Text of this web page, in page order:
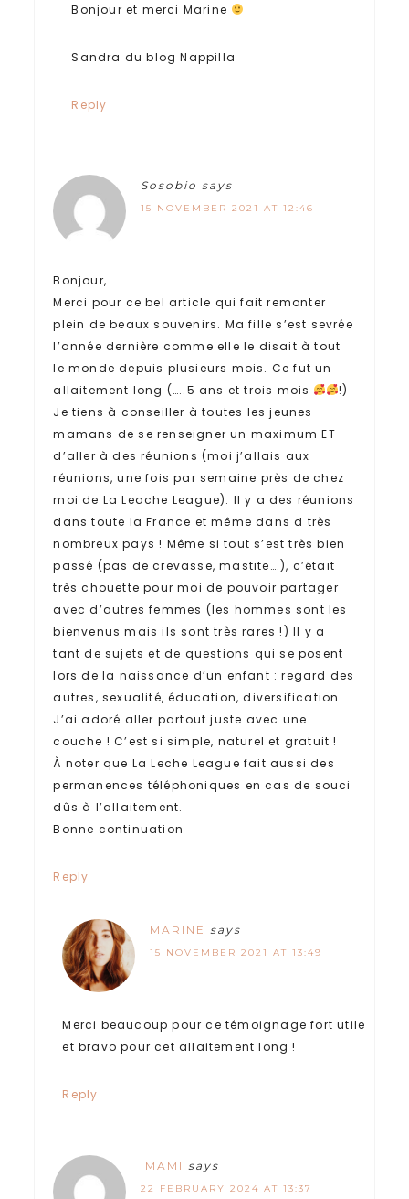
Bonjour et merci Marine
Sandra du blog Nappilla
Reply
Sosobio says
15 NOVEMBER 2021 AT 12:46
Bonjour,
Merci pour ce bel article qui fait remonter
plein de beaux souvenirs. Ma fille s’est sevrée
l’année dernière comme elle le disait à tout
le monde depuis plusieurs mois. Ce fut un
allaitement long (…..5 ans et trois mois
!)
Je tiens à conseiller à toutes les jeunes
mamans de se renseigner un maximum ET
d’aller à des réunions (moi j’allais aux
réunions, une fois par semaine près de chez
moi de La Leache League). Il y a des réunions
dans toute la France et même dans d très
nombreux pays ! Même si tout s’est très bien
passé (pas de crevasse, mastite….), c’était
très chouette pour moi de pouvoir partager
avec d’autres femmes (les hommes sont les
bienvenus mais ils sont très rares !) Il y a
tant de sujets et de questions qui se posent
lors de la naissance d’un enfant : regard des
autres, sexualité, éducation, diversification……
J’ai adoré aller partout juste avec une
couche ! C’est si simple, naturel et gratuit !
À noter que La Leche League fait aussi des
permanences téléphoniques en cas de souci
dûs à l’allaitement.
Bonne continuation
Reply
MARINE says
15 NOVEMBER 2021 AT 13:49
Merci beaucoup pour ce témoignage fort utile
et bravo pour cet allaitement long !
Reply
IMAMI says
22 FEBRUARY 2024 AT 13:37